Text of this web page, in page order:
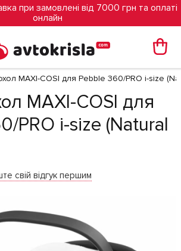
при замовлені від 7000 грн та оплаті
онлайн
MAXI-COSI для Pebble 360/PRO i-size
MAXI-COSI для
PRO i-size (Natural
свій відгук першим